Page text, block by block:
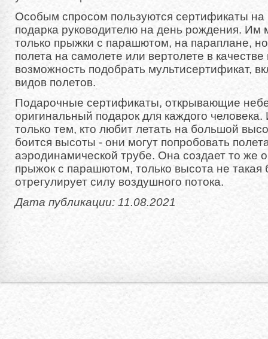
Особым спросом пользуются сертификаты на
подарка руководителю на день рождения. Им
только прыжки с парашютом, на параплане,
полета на самолете или вертолете в качестве
возможность подобрать мультисертификат,
видов полетов.
Подарочные сертификаты, открывающие
оригинальный подарок для каждого
только тем, кто любит летать на большой
боится высоты - они могут попробовать
аэродинамической трубе. Она создает то же
прыжок с парашютом, только высота не такая
отрегулирует силу воздушного потока.
Дата публикации: 11.08.2021